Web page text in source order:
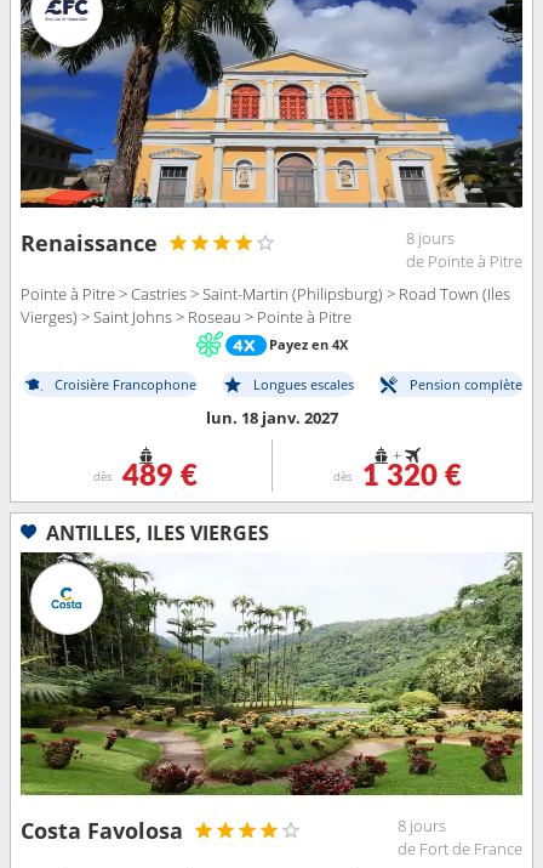
Renaissance
8 jours
de Pointe à Pitre
Pointe à Pitre > Castries > Saint-Martin (Philipsburg) > Road Town (Iles
Vierges) > Saint Johns > Roseau > Pointe à Pitre
Payez en 4X
Croisière Francophone Longues escales Pension complète
lun. 18 janv. 2027
dès 489 €
+
dès 1 320 €
ANTILLES, ILES VIERGES
Costa Favolosa
8 jours
de Fort de France